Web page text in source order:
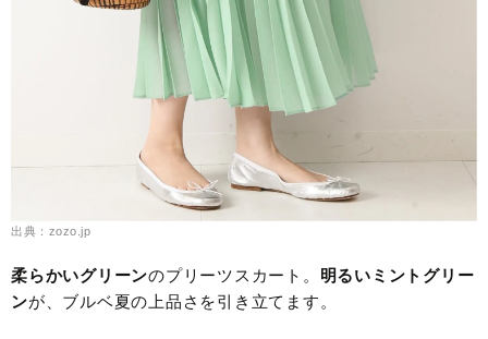
出典：zozo.jp
柔らかいグリーンのプリーツスカート。 明るいミントグリー
ンが、ブルベ夏の上品さを引き立てます。